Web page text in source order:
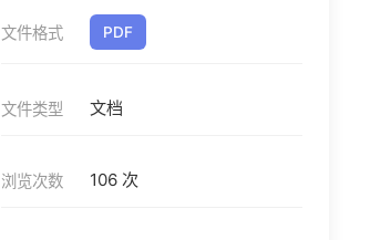
文件格式 PDF
文件类型 文档
浏览次数 106 次